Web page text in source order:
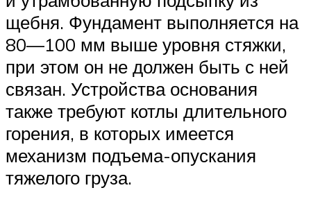
щебня. Фундамент выполняется на
80—100 мм выше уровня стяжки,
при этом он не должен быть с ней
связан. Устройства основания
также требуют котлы длительного
горения, в которых имеется
механизм подъема-опускания
тяжелого груза.